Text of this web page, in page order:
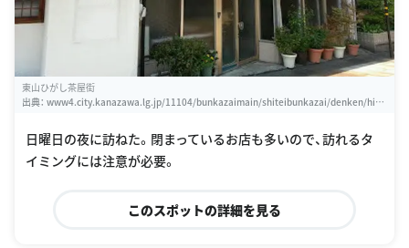
東山ひがし茶屋街
出典： www4.city.kanazawa.lg.jp/11104/bunkazaimain/shiteibunkazai/denken/higa
日曜日の夜に訪ねた。閉まっているお店も多いので、訪れるタ
イミングには注意が必要。
このスポットの詳細を見る